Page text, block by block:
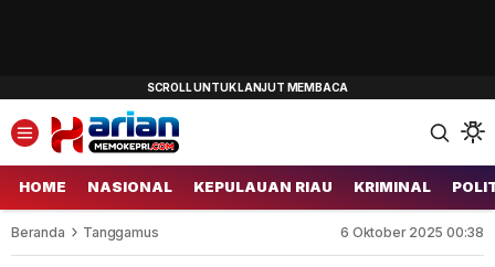
HOME NASIONAL KEPULAUAN RIAU KRIMINAL
Beranda Tanggamus 6 Oktober 2025 00:38